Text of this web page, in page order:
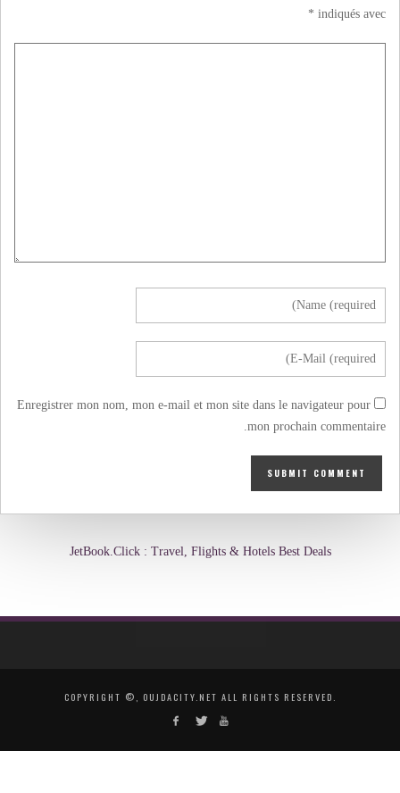
indiqués avec
*
Enregistrer mon nom, mon e-mail et mon site dans le navigateur pour
mon prochain commentaire.
JetBook.Click : Travel, Flights & Hotels Best Deals
COPYRIGHT ©, OUJDACITY.NET ALL RIGHTS RESERVED.